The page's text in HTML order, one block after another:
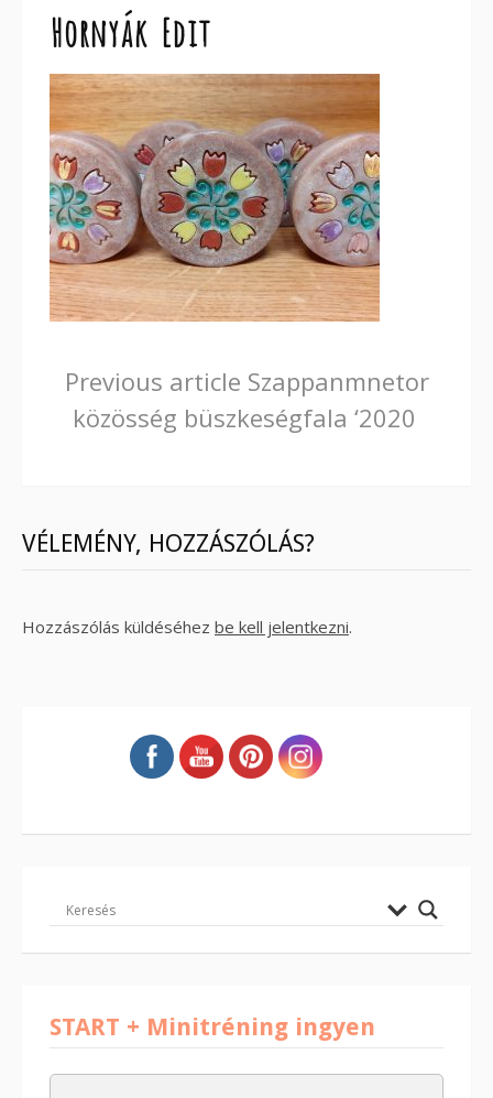
Hornyák Edit
Continue
Reading
Previous article Szappanmnetor
közösség büszkeségfala ‘2020
VÉLEMÉNY, HOZZÁSZÓLÁS?
Hozzászólás küldéséhez be kell jelentkezni.
START + Minitréning ingyen